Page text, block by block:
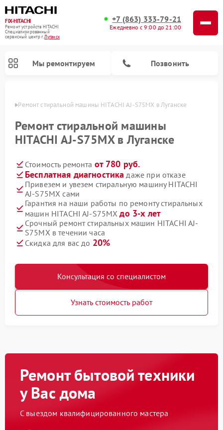
FIX-HITACHI
Ремонт устройств HITACHI
Специализированный
cервисный центр г.Луганск
+7 (863) 333-79-21
Ежедневно с 9:00 до 21:00
Мы ремонтируем Позвонить
Ремонт стиральной машины HITACHI AJ-S75MX в Луганске
Ремонт стиральной машины
HITACHI AJ-S75MX в Луганске
Стоимость ремонта от 780 руб.
Бесплатная диагностика даже при отказе
Привезем и увезем стиральную машину HITACHI
AJ-S75MX сами
Гарантия на наши работы по ремонту стиральных
машин HITACHI AJ-S75MXдо 3-х лет
Срочный ремонт стиральных машин HITACHI AJ-
S75MX в течении часа
Скидка для вас до 20%
Консультация со специалистом
Узнать стоимость работ
Ремонт бытовой техники
у Вас дома
С выездом квалифицированного мастера